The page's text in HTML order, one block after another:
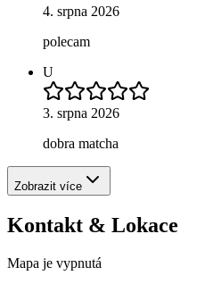
4. srpna 2026
polecam
U
3. srpna 2026
dobra matcha
Zobrazit více
Kontakt & Lokace
Mapa je vypnutá